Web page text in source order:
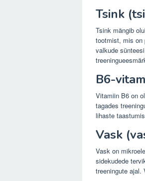
Tsink
Tsink mängib
tootmist, mis on
valkude
B6-
Vitamiin B6 on
tagades
lihaste
Vask
Vask on
sidekudede
treeningute ajal.